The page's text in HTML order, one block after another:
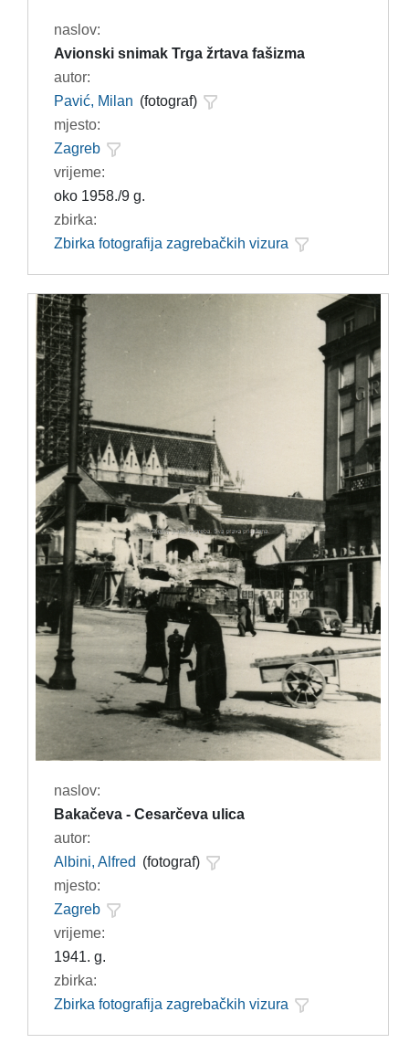
naslov:
Avionski snimak Trga žrtava fašizma
autor:
Pavić, Milan (fotograf)
mjesto:
Zagreb
vrijeme:
oko 1958./9 g.
zbirka:
Zbirka fotografija zagrebačkih vizura
naslov:
Bakačeva - Cesarčeva ulica
autor:
Albini, Alfred (fotograf)
mjesto:
Zagreb
vrijeme:
1941. g.
zbirka:
Zbirka fotografija zagrebačkih vizura